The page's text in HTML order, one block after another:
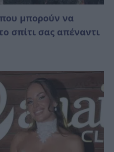
που μπορούν να
σπίτι σας απέναντι